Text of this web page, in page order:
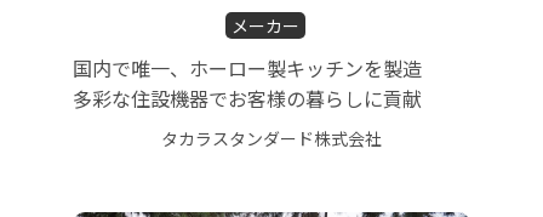
メーカー
国内で唯一、ホーロー製キッチンを製造
多彩な住設機器でお客様の暮らしに貢献
タカラスタンダード株式会社